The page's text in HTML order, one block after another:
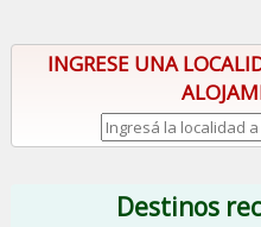
INGRESE UNA
Destinos